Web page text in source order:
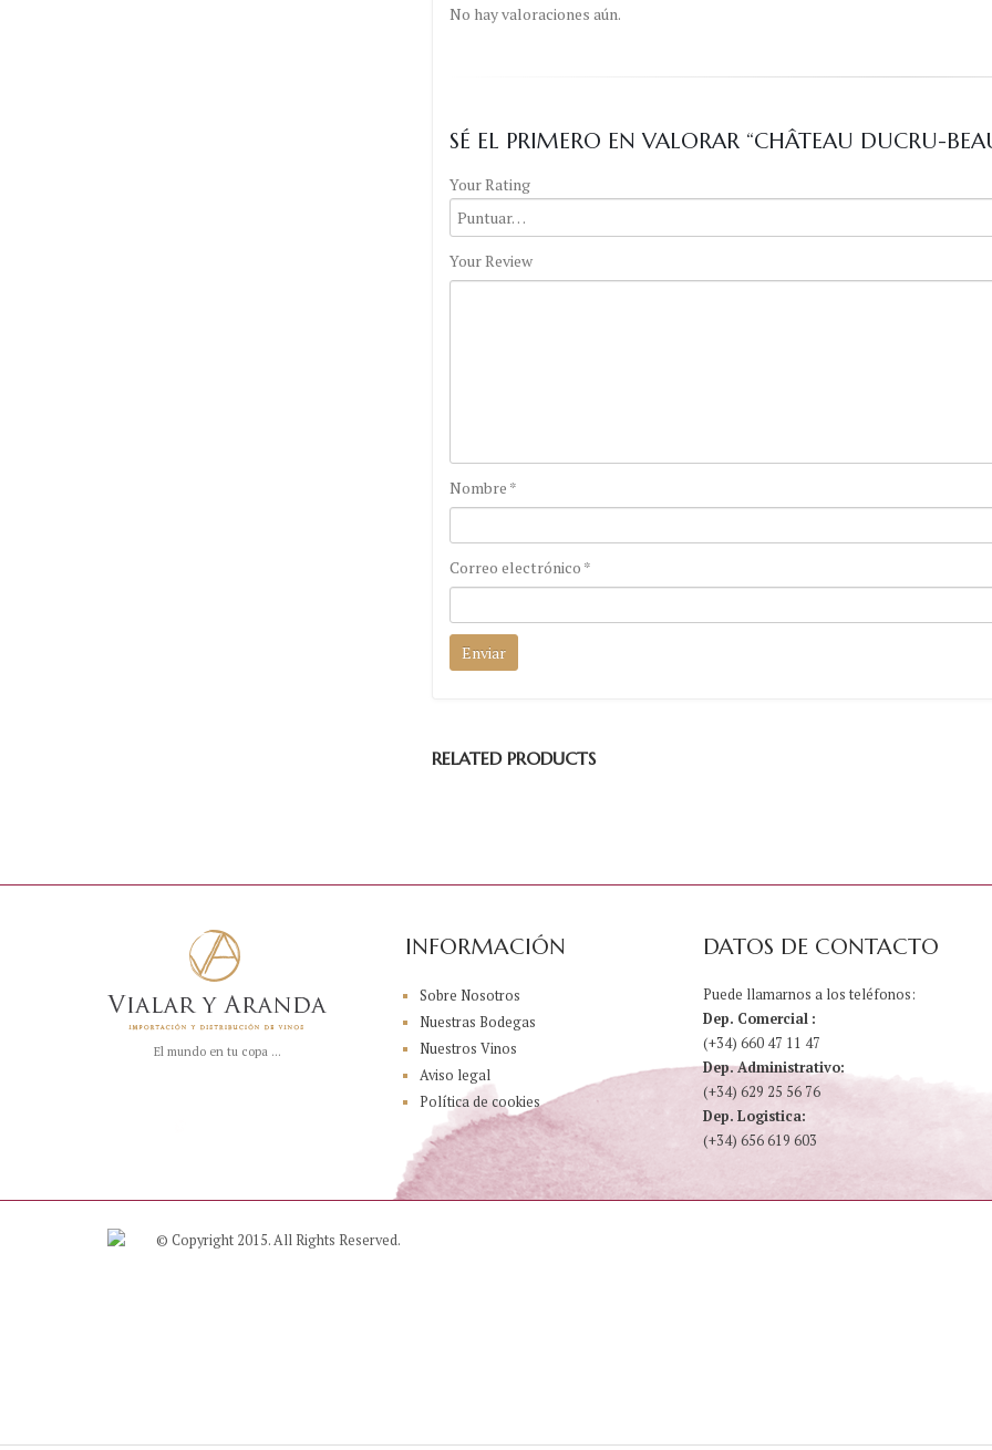
No hay valoraciones aún.
SÉ EL PRIMERO EN VALORAR “CHÂTEAU DUCRU-
Your Rating
Your Review
Nombre *
Correo electrónico *
RELATED PRODUCTS
El mundo en tu copa ...
INFORMACIÓN
Sobre Nosotros
Nuestras Bodegas
Nuestros Vinos
Aviso legal
Política de cookies
DATOS DE CONTACTO
Puede llamarnos a los teléfonos:
Dep. Comercial :
(+34) 660 47 11 47
Dep. Administrativo:
(+34) 629 25 56 76
Dep. Logistica:
(+34) 656 619 603
© Copyright 2015. All Rights Reserved.